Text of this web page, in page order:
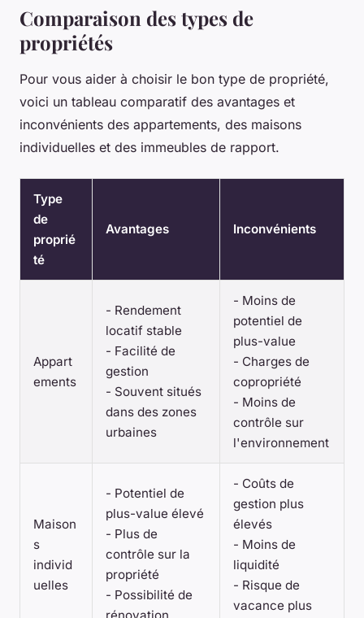
Comparaison des types de
propriétés
Pour vous aider à choisir le bon type de propriété,
voici un tableau comparatif des avantages et
inconvénients des appartements, des maisons
individuelles et des immeubles de rapport.
Type
de
proprié
té
Avantages Inconvénients
Appart
ements
- Rendement
locatif stable
- Facilité de
gestion
- Souvent situés
dans des zones
urbaines
- Moins de
potentiel de
plus-value
- Charges de
copropriété
- Moins de
contrôle sur
l'environnement
Maison
s
individ
uelles
- Potentiel de
plus-value élevé
- Plus de
contrôle sur la
propriété
- Possibilité de
- Coûts de
gestion plus
élevés
- Moins de
liquidité
- Risque de
vacance plus